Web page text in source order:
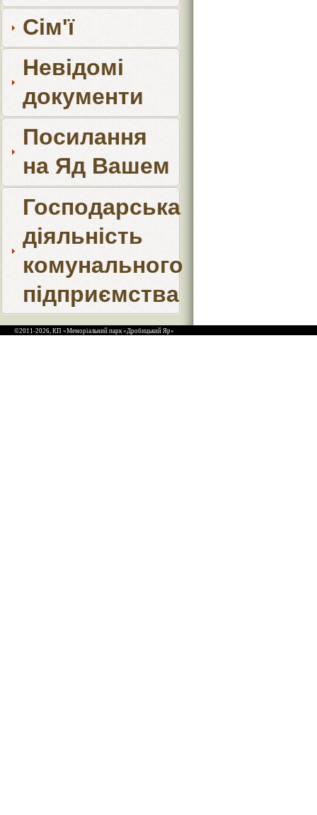
Сім'ї
Невідомі
документи
Посилання
на Яд Вашем
Господарська
діяльність
комунального
підприємства
©2011-2026, КП «Меморіальний парк «Дробицький Яр»